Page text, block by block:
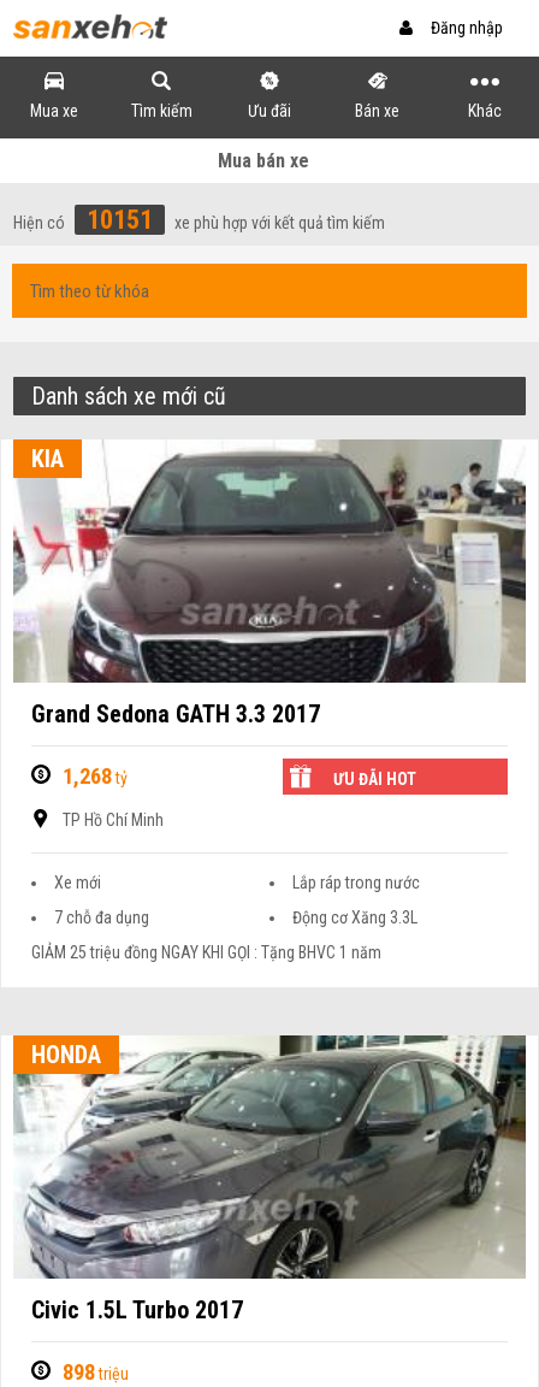
Đăng nhập
Mua xe Tìm kiếm Ưu đãi Bán xe Khác
Mua bán xe
Hiện có 10151 xe phù hợp với kết quả tìm kiếm
Danh sách xe mới cũ
KIA
Grand Sedona GATH 3.3 2017
1,268tỷ ƯU ĐÃI HOT
TP Hồ Chí Minh
Xe mới
Lắp ráp trong nước
7 chỗ đa dụng
Động cơ Xăng 3.3L
GIẢM 25 triệu đồng NGAY KHI GỌI : Tặng BHVC 1 năm
HONDA
Civic 1.5L Turbo 2017
898triệu